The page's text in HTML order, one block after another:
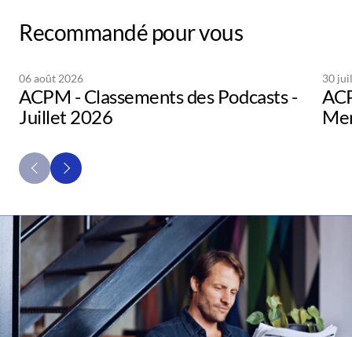
Recommandé pour vous
06 août 2026
ACPM - Classements des Podcasts -
Juillet 2026
30